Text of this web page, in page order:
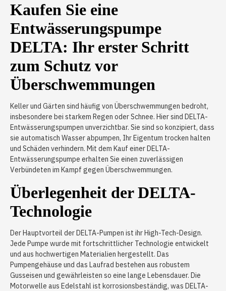
Kaufen Sie eine
Entwässerungspumpe
DELTA: Ihr erster Schritt
zum Schutz vor
Überschwemmungen
Keller und Gärten sind häufig von Überschwemmungen bedroht,
insbesondere bei starkem Regen oder Schnee. Hier sind DELTA-
Entwässerungspumpen unverzichtbar. Sie sind so konzipiert, dass
sie automatisch Wasser abpumpen, Ihr Eigentum trocken halten
und Schäden verhindern. Mit dem Kauf einer DELTA-
Entwässerungspumpe erhalten Sie einen zuverlässigen
Verbündeten im Kampf gegen Überschwemmungen.
Überlegenheit der DELTA-
Technologie
Der Hauptvorteil der DELTA-Pumpen ist ihr High-Tech-Design.
Jede Pumpe wurde mit fortschrittlicher Technologie entwickelt
und aus hochwertigen Materialien hergestellt. Das
Pumpengehäuse und das Laufrad bestehen aus robustem
Gusseisen und gewährleisten so eine lange Lebensdauer. Die
Motorwelle aus Edelstahl ist korrosionsbeständig, was DELTA-